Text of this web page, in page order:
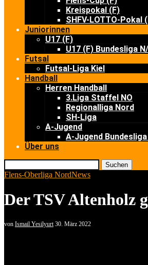
Kreispokal (F)
SHFV-LOTTO-Pokal
Juniorinnen
U17 (F)
U17 (F) Bundesliga
Futsal
Futsal-Liga Kiel
Handball
Herren Handball
3.Liga Staffel NO
Regionalliga Nord
SH-Liga
A-Jugend
A-Jugend Bundesliga
Über uns
Suchen
Flens-Oberliga NordNews
Der TSV Altenholz
von Ismail Yesilyurt 30. März 2022